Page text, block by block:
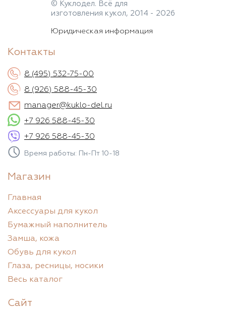
© Куклодел. Всё для
изготовления кукол, 2014 - 2026
Юридическая информация
Контакты
8 (495) 532-75-00
8 (926) 588-45-30
manager@kuklo-del.ru
+7 926 588-45-30
+7 926 588-45-30
Время работы: Пн-Пт 10-18
Магазин
Главная
Аксессуары для кукол
Бумажный наполнитель
Замша, кожа
Обувь для кукол
Глаза, ресницы, носики
Весь каталог
Сайт